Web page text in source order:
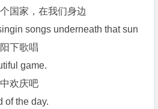
国家，在我们身边
songs underneath that sun
下歌唱
game.
欢庆吧
of the day.